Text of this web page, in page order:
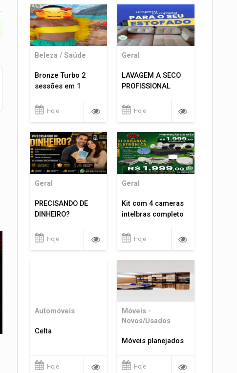
Beleza / Saúde
Bronze Turbo 2
sessões em 1
Hoje
Geral
LAVAGEM A SECO
PROFISSIONAL
Hoje
Geral
PRECISANDO DE
DINHEIRO?
Hoje
Geral
Kit com 4 cameras
intelbras completo
Hoje
Automóveis
Celta
Hoje
Móveis -
Novos/Usados
Móveis planejados
Hoje